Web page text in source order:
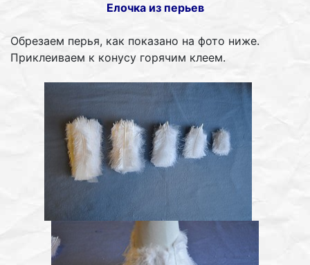
Елочка из перьев
Обрезаем перья, как показано на фото ниже.
Приклеиваем к конусу горячим клеем.